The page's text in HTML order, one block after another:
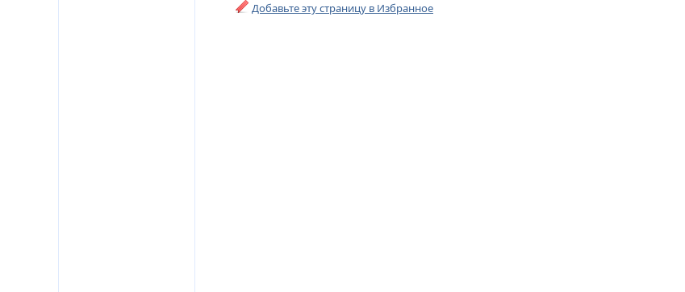
Добавьте эту страницу в Избранное